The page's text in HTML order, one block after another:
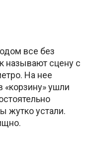
все без
называют сцену с
На нее
«корзину» ушли
жутко устали.